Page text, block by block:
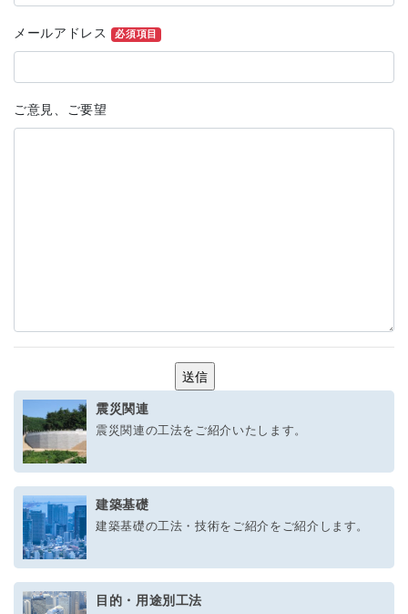
メールアドレス 必須項目
ご意見、ご要望
震災関連
震災関連の工法をご紹介いたします。
建築基礎
建築基礎の工法・技術をご紹介をご紹介します。
目的・用途別工法